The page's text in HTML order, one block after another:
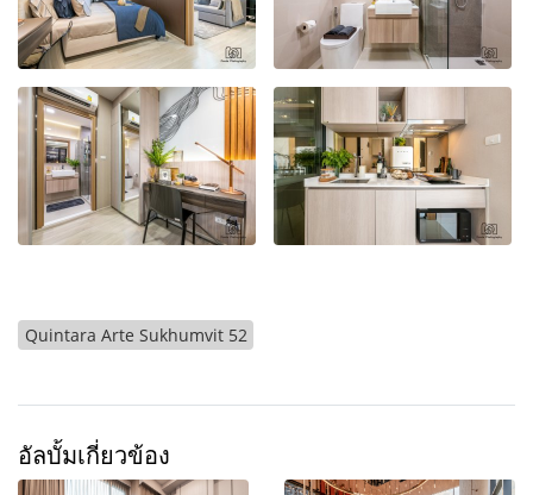
Quintara Arte Sukhumvit 52
อัลบั้มเกี่ยวข้อง